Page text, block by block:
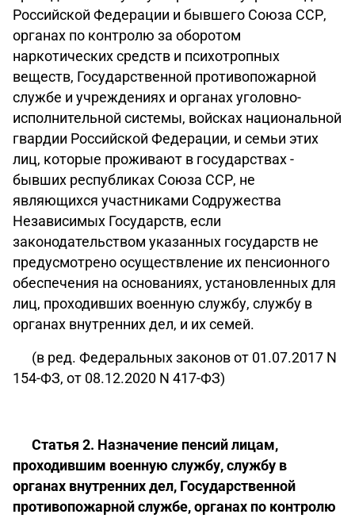
Российской Федерации и бывшего Союза ССР,
органах по контролю за оборотом
наркотических средств и психотропных
веществ, Государственной противопожарной
службе и учреждениях и органах уголовно-
исполнительной системы, войсках национальной
гвардии Российской Федерации, и семьи этих
лиц, которые проживают в государствах -
бывших республиках Союза ССР, не
являющихся участниками Содружества
Независимых Государств, если
законодательством указанных государств не
предусмотрено осуществление их пенсионного
обеспечения на основаниях, установленных для
лиц, проходивших военную службу, службу в
органах внутренних дел, и их семей.
(в ред. Федеральных законов от 01.07.2017 N
154-ФЗ, от 08.12.2020 N 417-ФЗ)
Статья 2. Назначение пенсий лицам,
проходившим военную службу, службу в
органах внутренних дел, Государственной
противопожарной службе, органах по контролю